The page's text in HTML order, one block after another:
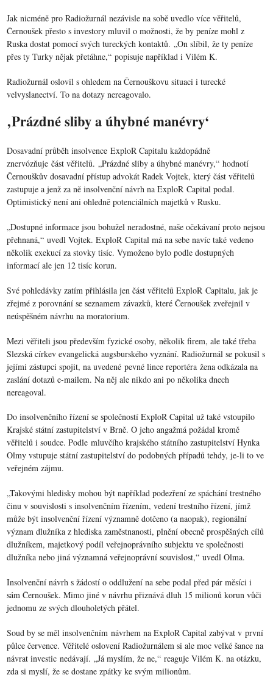
Jak nicméně pro Radiožurnál nezávisle na sobě uvedlo více věřitelů,
Černoušek přesto s investory mluvil o možnosti, že by peníze mohl z
Ruska dostat pomocí svých tureckých kontaktů. „On slíbil, že ty peníze
přes ty Turky nějak přetáhne,“ popisuje například i Vilém K.
Radiožurnál oslovil s ohledem na Černouškovu situaci i turecké
velvyslanectví. To na dotazy nereagovalo.
‚Prázdné sliby a úhybné manévry‘
Dosavadní průběh insolvence ExploR Capitalu každopádně
znervózňuje část věřitelů. „Prázdné sliby a úhybné manévry,“ hodnotí
Černouškův dosavadní přístup advokát Radek Vojtek, který část věřitelů
zastupuje a jenž za ně insolvenční návrh na ExploR Capital podal.
Optimistický není ani ohledně potenciálních majetků v Rusku.
„Dostupné informace jsou bohužel neradostné, naše očekávaní proto nejsou
přehnaná,“ uvedl Vojtek. ExploR Capital má na sebe navíc také vedeno
několik exekucí za stovky tisíc. Vymoženo bylo podle dostupných
informací ale jen 12 tisíc korun.
Své pohledávky zatím přihlásila jen část věřitelů ExploR Capitalu, jak je
zřejmé z porovnání se seznamem závazků, které Černoušek zveřejnil v
neúspěšném návrhu na moratorium.
Mezi věřiteli jsou především fyzické osoby, několik firem, ale také třeba
Slezská církev evangelická augsburského vyznání. Radiožurnál se pokusil s
jejími zástupci spojit, na uvedené pevné lince reportéra žena odkázala na
zaslání dotazů e-mailem. Na něj ale nikdo ani po několika dnech
nereagoval.
Do insolvenčního řízení se společností ExploR Capital už také vstoupilo
Krajské státní zastupitelství v Brně. O jeho angažmá požádal kromě
věřitelů i soudce. Podle mluvčího krajského státního zastupitelství Hynka
Olmy vstupuje státní zastupitelství do podobných případů tehdy, je-li to ve
veřejném zájmu.
„Takovými hledisky mohou být například podezření ze spáchání trestného
činu v souvislosti s insolvenčním řízením, vedení trestního řízení, jímž
může být insolvenční řízení významně dotčeno (a naopak), regionální
význam dlužníka z hlediska zaměstnanosti, plnění obecně prospěšných cílů
dlužníkem, majetkový podíl veřejnoprávního subjektu ve společnosti
dlužníka nebo jiná významná veřejnoprávní souvislost,“ uvedl Olma.
Insolvenční návrh s žádostí o oddlužení na sebe podal před pár měsíci i
sám Černoušek. Mimo jiné v návrhu přiznává dluh 15 milionů korun vůči
jednomu ze svých dlouholetých přátel.
Soud by se měl insolvenčním návrhem na ExploR Capital zabývat v první
půlce července. Věřitelé oslovení Radiožurnálem si ale moc velké šance na
návrat investic nedávají. „Já myslím, že ne,“ reaguje Vilém K. na otázku,
zda si myslí, že se dostane zpátky ke svým milionům.